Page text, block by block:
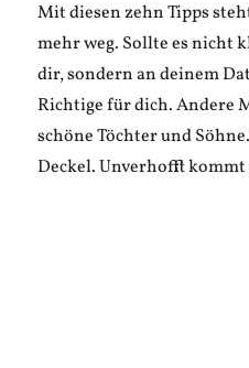
Mit diesen zehn Tipps
mehr weg. Sollte es nicht
dir, sondern an deinem
Richtige für dich. Andere
schöne Töchter und
Deckel. Unverhofft kommt